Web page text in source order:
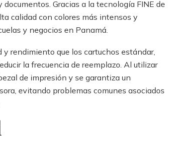
Gracias a la tecnología FINE de
calidad con colores más intensos y
y negocios en Panamá.
rendimiento que los cartuchos estándar,
la frecuencia de reemplazo. Al utilizar
de impresión y se garantiza un
evitando problemas comunes asociados